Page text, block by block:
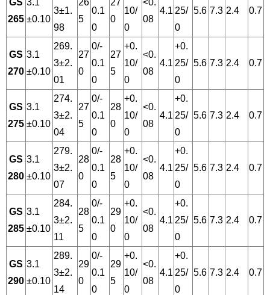
265 ±0.10
3±1.
98
5
0.1
0
0
10/
0
08
4.1 25/
0
5.6 7.3 2.4 0.7
GS
270
3.1
±0.10
269.
3±2.
01
27
0
0/-
0.1
0
27
5
+0.
10/
0
<0.
08
4.1
+0.
25/
0
5.6 7.3 2.4 0.7
GS
275
3.1
±0.10
274.
3±2.
04
27
5
0/-
0.1
0
28
0
+0.
10/
0
<0.
08
4.1
+0.
25/
0
5.6 7.3 2.4 0.7
GS
280
3.1
±0.10
279.
3±2.
07
28
0
0/-
0.1
0
28
5
+0.
10/
0
<0.
08
4.1
+0.
25/
0
5.6 7.3 2.4 0.7
GS
285
3.1
±0.10
284.
3±2.
11
28
5
0/-
0.1
0
29
0
+0.
10/
0
<0.
08
4.1
+0.
25/
0
5.6 7.3 2.4 0.7
GS
290
3.1
±0.10
289.
3±2.
14
29
0
0/-
0.1
0
29
5
+0.
10/
0
<0.
08
4.1
+0.
25/
0
5.6 7.3 2.4 0.7